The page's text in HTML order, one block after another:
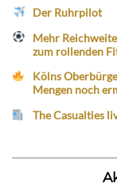
Der Ruhrpilot
Mehr
zum rollenden
Kölns
Mengen noch
The Casualties